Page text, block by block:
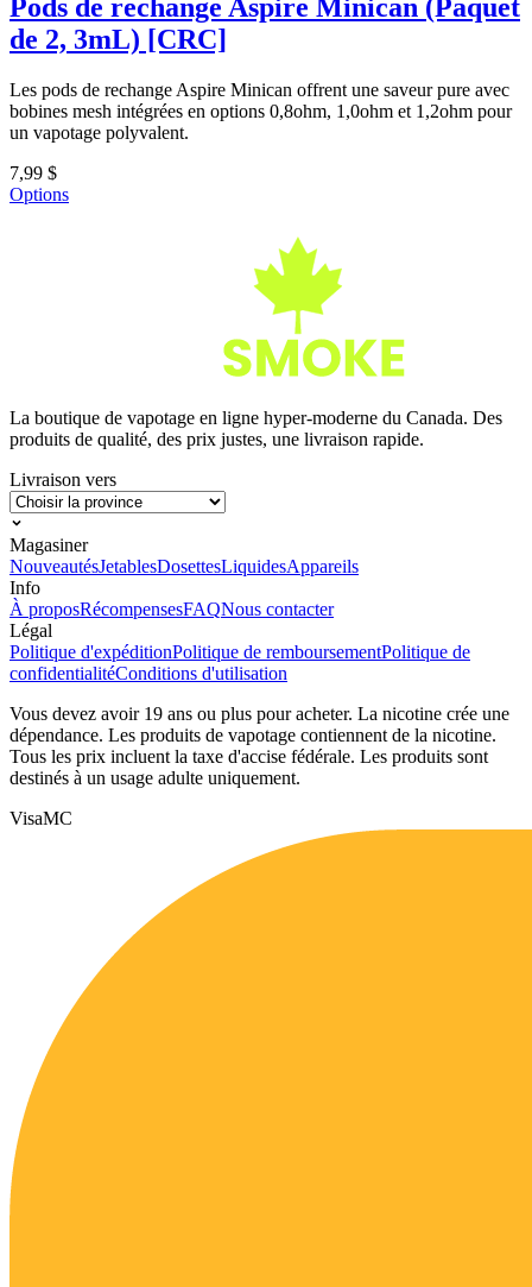
Pods de rechange Aspire Minican (Paquet
de 2, 3mL) [CRC]
Les pods de rechange Aspire Minican offrent une saveur pure avec
bobines mesh intégrées en options 0,8ohm, 1,0ohm et 1,2ohm pour
un vapotage polyvalent.
7,99 $
Options
La boutique de vapotage en ligne hyper-moderne du Canada. Des
produits de qualité, des prix justes, une livraison rapide.
Livraison vers
Magasiner
NouveautésJetablesDosettesLiquidesAppareils
Info
À proposRécompensesFAQNous contacter
Légal
Politique d'expéditionPolitique de remboursementPolitique de
confidentialitéConditions d'utilisation
Vous devez avoir 19 ans ou plus pour acheter. La nicotine crée une
dépendance. Les produits de vapotage contiennent de la nicotine.
Tous les prix incluent la taxe d'accise fédérale. Les produits sont
destinés à un usage adulte uniquement.
VisaMC